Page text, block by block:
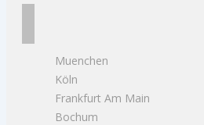
Muenchen
Köln
Frankfurt Am Main
Bochum